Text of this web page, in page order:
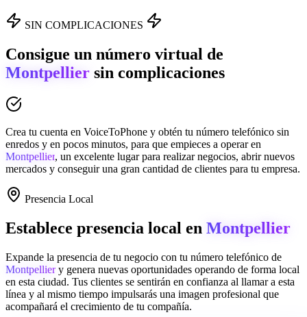
SIN COMPLICACIONES
Consigue un número virtual de
Montpellier sin complicaciones
Crea tu cuenta en VoiceToPhone y obtén tu número telefónico sin
enredos y en pocos minutos, para que empieces a operar en
Montpellier, un excelente lugar para realizar negocios, abrir nuevos
mercados y conseguir una gran cantidad de clientes para tu empresa.
Presencia Local
Establece presencia local en Montpellier
Expande la presencia de tu negocio con tu número telefónico de
Montpellier y genera nuevas oportunidades operando de forma local
en esta ciudad. Tus clientes se sentirán en confianza al llamar a esta
línea y al mismo tiempo impulsarás una imagen profesional que
acompañará el crecimiento de tu compañía.